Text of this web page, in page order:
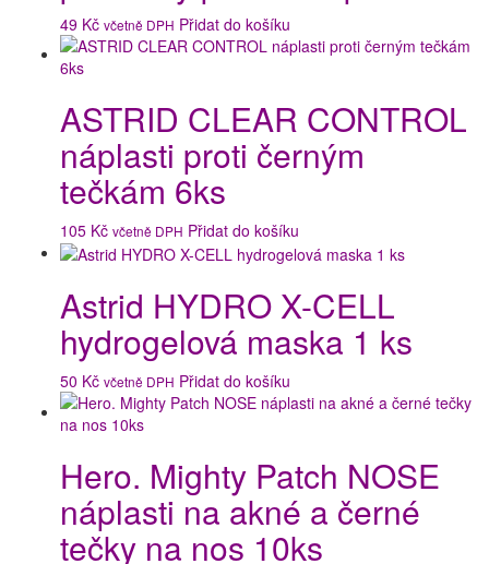
49 Kč včetně DPH Přidat do košíku
ASTRID CLEAR CONTROL
náplasti proti černým
tečkám 6ks
105 Kč včetně DPH Přidat do košíku
Astrid HYDRO X-CELL
hydrogelová maska 1 ks
50 Kč včetně DPH Přidat do košíku
Hero. Mighty Patch NOSE
náplasti na akné a černé
tečky na nos 10ks